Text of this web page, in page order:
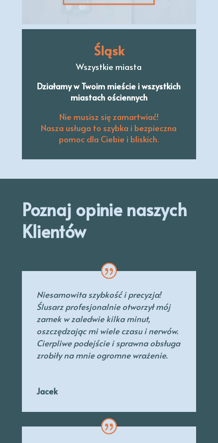
Śląsk
Wszystkie miasta
Działamy w Twoim mieście i wszystkich
miastach ościennych
Nie musisz się zamartwiać!
Nasza usługa to szybka i bezpieczna
pomoc dla Ciebie i bliskich.
Poznaj opinie naszych
Klientów
Niesamowita szybkość i precyzja!
Ślusarz profesjonalnie otworzył mój
zamek w zaledwie kilka minut,
oszczędzając mi wiele czasu i nerwów.
Cierpliwe podejście i sprawna obsługa
zrobiły na mnie ogromne wrażenie.
Jacek